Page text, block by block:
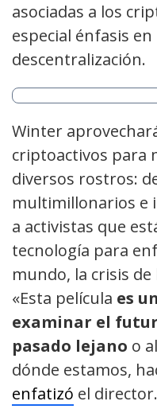
asociadas a los
especial énfasis
descentralización.
Winter
criptoactivos para
diversos rostros:
multimillonarios e
a activistas que
tecnología para
mundo, la crisis
«Esta película es
examinar el
pasado lejano o
dónde estamos,
enfatizó el director.